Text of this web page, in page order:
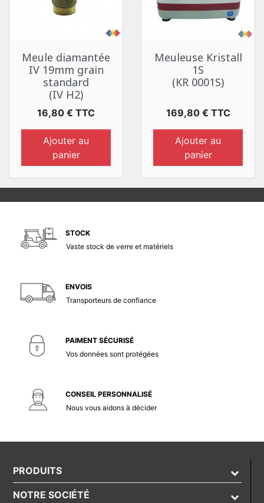
Meule diamantée
IV 19mm grain
standard
(IV H2)
Prix
16,80 € TTC
Ajouter au
panier
Meuleuse Kristall
1S
(KR 0001S)
Prix
169,80 € TTC
Ajouter au
panier
STOCK
Vaste stock de verre et matériels
ENVOIS
Transporteurs de confiance
PAIMENT SÉCURISÉ
Vos données sont protégées
CONSEIL PERSONNALISÉ
Nous vous aidons à décider
PRODUITS
NOTRE SOCIÉTÉ